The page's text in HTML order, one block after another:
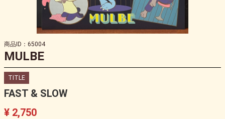
商品ID：65004
MULBE
TITLE
FAST & SLOW
¥ 2,750